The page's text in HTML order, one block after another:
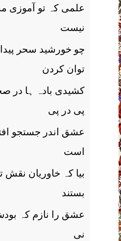
علمی کہ تو آموزی
نیست
چو خورشید سحر
توان کردن
کشیدی بادہ ہا در
پی در پی
عشق اندر جستجو
است
بیا کہ خاوریان نقش
بستند
عشق را نازم کہ
نی